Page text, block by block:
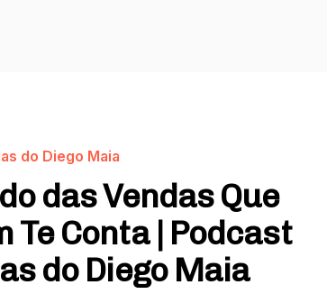
do Diego Maia
das Vendas Que
Te Conta | Podcast
do Diego Maia